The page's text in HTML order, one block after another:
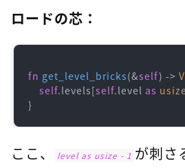
ロードの芯：
fn get_level_bricks(&self) ->
self.levels[self.level as
}
ここ、 level as usize - 1 が刺さ